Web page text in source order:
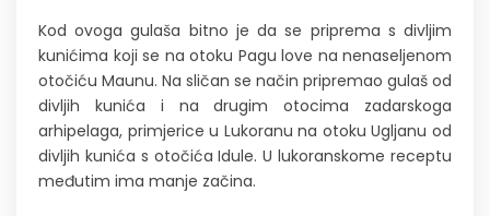
Kod ovoga gulaša bitno je da se priprema s divljim
kunićima koji se na otoku Pagu love na nenaseljenom
otočiću Maunu. Na sličan se način pripremao gulaš od
divljih kunića i na drugim otocima zadarskoga
arhipelaga, primjerice u Lukoranu na otoku Ugljanu od
divljih kunića s otočića Idule. U lukoranskome receptu
međutim ima manje začina.